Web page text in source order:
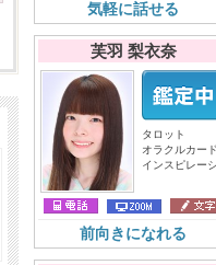
気軽に話せる
芙羽 梨衣奈
タロット
オラクルカード
インスピレーシ
前向きになれる